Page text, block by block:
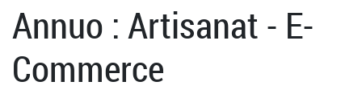
Annuo : Artisanat - E-
Commerce